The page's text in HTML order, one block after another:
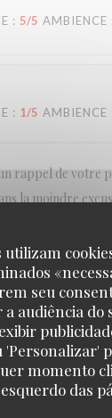
seu
audiência
'Personalizar'
momento
esquerdo das
: 5/5 AMBIENCE
: 1/5 AMBIENCE
rappel de votre
la moindre
d'autre.
: 5/5 AMBIENCE